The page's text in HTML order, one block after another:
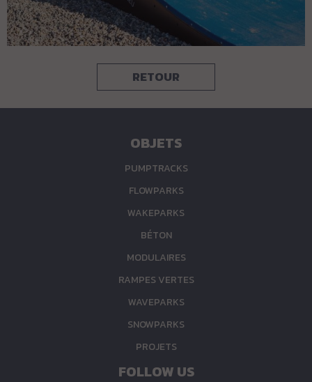
RETOUR
OBJETS
PUMPTRACKS
FLOWPARKS
WAKEPARKS
BÉTON
MODULAIRES
RAMPES VERTES
WAVEPARKS
SNOWPARKS
PROJETS
FOLLOW US